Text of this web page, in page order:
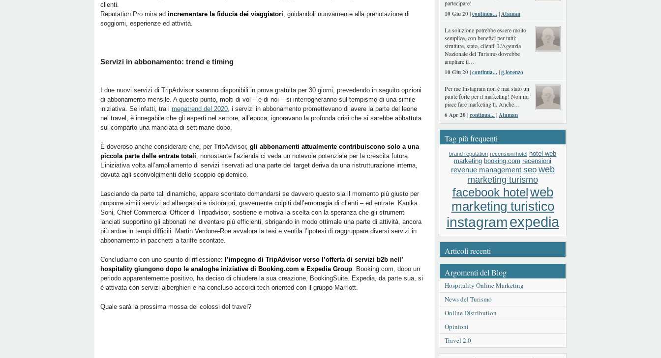
clienti.
Reputation Pro mira ad incrementare la fiducia dei viaggiatori, guidandoli nuovamente alla prenotazione di
soggiorni, esperienze ed attività.
Servizi in abbonamento: trend e timing
I due nuovi servizi di TripAdvisor saranno disponibili in prova gratuita per 30 giorni, prevedendo in seguito opzioni
di abbonamento mensile. A questo punto, molti di voi – e di noi – si interrogheranno sul tempismo di una simile
iniziativa. Se infatti, tra i megatrend del 2020, i servizi in abbonamento promettevano di avere la parte del leone
nel travel, è innegabile che gli esperti nel settore, all’epoca, ignoravano la profonda crisi che si sarebbe abbattuta
sul comparto una manciata di settimane dopo.
È doveroso anche considerare che, per TripAdvisor, gli abbonamenti attualmente contribuiscono solo a una
piccola parte delle entrate totali, nonostante l’azienda ci veda un notevole potenziale per la crescita futura.
L’iniziativa volta all’ampliamento di servizi riservati ad una parte del target deriva da una ristrutturazione interna,
dovuta agli sconvolgimenti dello scoppio epidemico.
Lasciando da parte tali dinamiche, appare scontato domandarsi se davvero questo sia il momento più giusto per
proporre simili servizi ad albergatori e ristoratori, gravemente colpiti dall’emorragia di clienti – ed entrate. Kanika
Soni, Chief Commercial Officer di Tripadvisor, sostiene e motiva la scelta con la speranza che gli strumenti
lanciati supportino gli abbonati nel diventare più efficienti, sbrigando in modo ottimale una parte di attività, ancora
più ardue in tempi difficili. Martin Verdone-Roe avvalora la tesi e ventila l’ipotesi di raggruppare diversi servizi in
abbonamento in pacchetti a tariffe scontate.
Concludiamo con uno spunto di riflessione: l’impegno di TripAdvisor verso l’offerta di servizi b2b nell’
hospitality giungono dopo le analoghe iniziative di Booking.com e Expedia Group. Booking.com, dopo un
periodo apparentemente positivo, ha deciso di chiudere la sua creazione, BookingSuite. Expedia, da parte sua, si
è attivata con servizi alberghieri e ha concluso accordi tech oriented con il gruppo Marriott.
Quale sarà la prossima mossa dei colossi del travel?
partecipare!
10 Giu 20 |continua...|Ataman
La soluzione potrebbe essere molto
semplice, con benefici per tutti:
strutture, stato, clienti. L'Agenzia
Nazionale del Turismo dovrebbe
ampliare il…
10 Giu 20 |continua...|g.lorenzo
Per me Instagram non è mai stato un
punte forte per il marketing! Non mi
piace fare marketing lì. Anche…
6 Apr 20 |continua...|Ataman
Tag più frequenti
brand reputation recensioni hotel hotel web
marketing booking.com recensioni
revenue management seo web
marketing turismo
facebook hotelweb
marketing turistico
instagramexpedia
Articoli recenti
Argomenti del Blog
Hospitality Online Marketing
News del Turismo
Online Distribution
Opinioni
Travel 2.0